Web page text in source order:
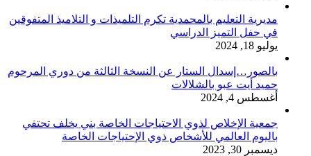
مديرية التعليم بالمحمدية تكرم التلميذات و التلاميذ المتفوقين
في حفل التميز الدراسي
يوليو 18, 2024
بالصور…إسدال الستار عن النسخة الثالثة من دوري المرحوم
حميد أيت عبو بالشلالات
أغسطس 4, 2024
جمعية الإخلاص لذوي الاحتياجات الخاصة بني يخلف تحتفي
باليوم العالمي للأشخاص ذوي الإحتياجات الخاصة
ديسمبر 30, 2023